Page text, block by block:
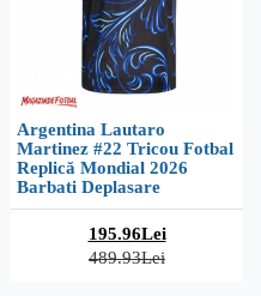
Argentina Lautaro
Martinez #22 Tricou Fotbal
Replică Mondial 2026
Barbati Deplasare
195.96Lei
489.93Lei